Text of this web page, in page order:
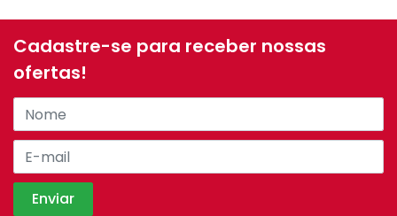
Cadastre-se para receber nossas
ofertas!